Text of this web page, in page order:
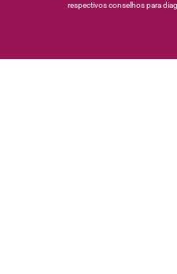
respectivos conselhos para